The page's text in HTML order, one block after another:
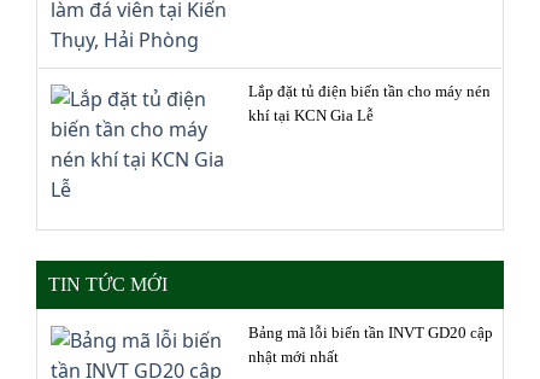
Lắp đặt tủ điện biến tần cho máy nén
khí tại KCN Gia Lễ
TIN TỨC MỚI
Bảng mã lỗi biến tần INVT GD20 cập
nhật mới nhất